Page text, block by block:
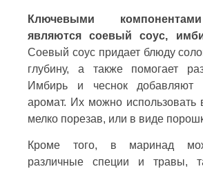
Ключевыми
являются соевый соус,
Соевый соус придает блюду
глубину, а также помогает
Имбирь и чеснок добавляют
аромат. Их можно использовать
мелко порезав, или в виде
Кроме того, в маринад
различные специи и травы,